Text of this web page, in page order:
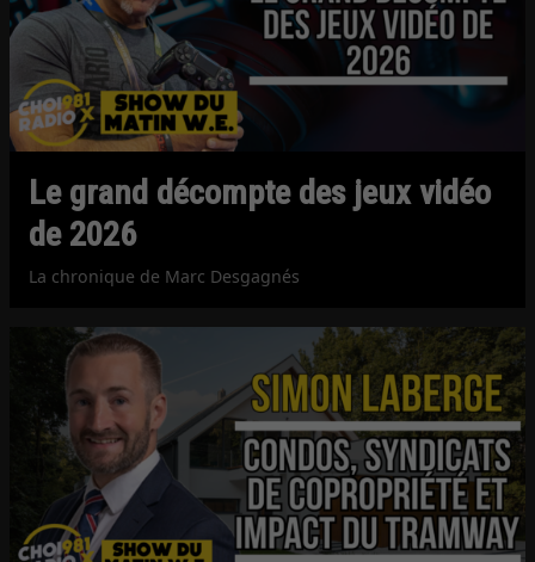
Le grand décompte des jeux vidéo
de 2026
La chronique de Marc Desgagnés